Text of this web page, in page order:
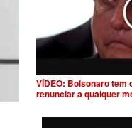
VÍDEO: Bolsonaro tem
renunciar a qualquer